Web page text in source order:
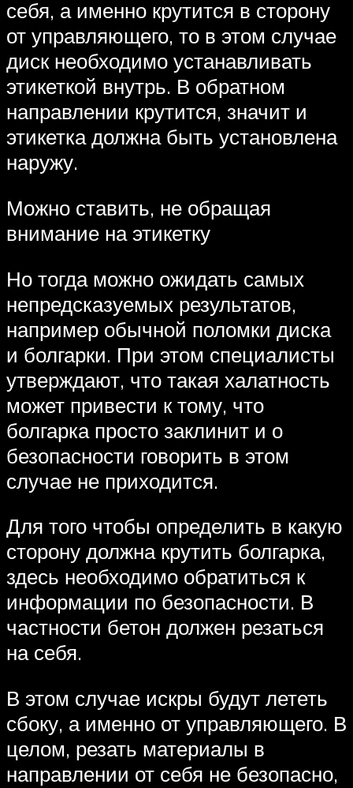
себя, а именно крутится в сторону
от управляющего, то в этом случае
диск необходимо устанавливать
этикеткой внутрь. В обратном
направлении крутится, значит и
этикетка должна быть установлена
наружу.
Можно ставить, не обращая
внимание на этикетку
Но тогда можно ожидать самых
непредсказуемых результатов,
например обычной поломки диска
и болгарки. При этом специалисты
утверждают, что такая халатность
может привести к тому, что
болгарка просто заклинит и о
безопасности говорить в этом
случае не приходится.
Для того чтобы определить в какую
сторону должна крутить болгарка,
здесь необходимо обратиться к
информации по безопасности. В
частности бетон должен резаться
на себя.
В этом случае искры будут лететь
сбоку, а именно от управляющего. В
целом, резать материалы в
направлении от себя не безопасно,